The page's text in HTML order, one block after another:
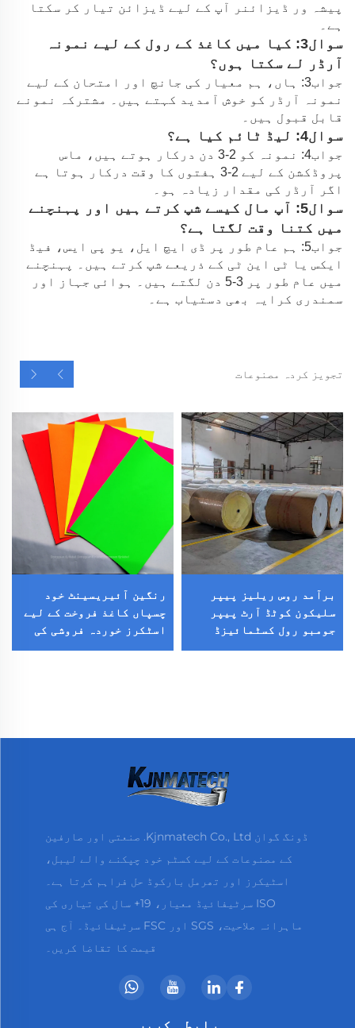
پیشہ ور ڈیزائنر آپ کے لیے ڈیزائن تیار کر سکتا
ہے۔
سوال3: کیا میں کاغذ کے رول کے لیے نمونہ
آرڈر لے سکتا ہوں؟
جواب3: ہاں، ہم معیار کی جانچ اور امتحان کے لیے
نمونہ آرڈر کو خوش آمدید کہتے ہیں۔ مشترکہ نمونے
قابل قبول ہیں۔
سوال4: لیڈ ٹائم کیا ہے؟
جواب4: نمونہ کو 2-3 دن درکار ہوتے ہیں، ماس
پروڈکشن کے لیے 2-3 ہفتوں کا وقت درکار ہوتا ہے
اگر آرڈر کی مقدار زیادہ ہو۔
سوال5: آپ مال کیسے شپ کرتے ہیں اور پہنچنے
میں کتنا وقت لگتا ہے؟
جواب5: ہم عام طور پر ڈی ایچ ایل، یو پی ایس، فیڈ
ایکس یا ٹی این ٹی کے ذریعے شپ کرتے ہیں۔ پہنچنے
میں عام طور پر 3-5 دن لگتے ہیں۔ ہوائی جہاز اور
سمندری کرایہ بھی دستیاب ہے۔
تجویز کردہ مصنوعات
برآمد روس ریلیز پیپر
سلیکون کوٹڈ آرٹ پیپر
جومبو رول کسٹمائیزڈ
ورجن سلیکون کرافٹ پیپر
رنگین آئیریسینٹ خود
چسپاں کاغذ فروخت کے لیے
اسٹکرز خوردہ فروشی کی
دکان سپر مارکیٹ پیکنگ
ڈونگ گوان Kjnmatech Co., Ltd. صنعتی اور صارفین
کے مصنوعات کے لیے کسٹم خود چپکنے والے لیبل،
اسٹیکرز اور تھرمل بارکوڈ حل فراہم کرتا ہے۔
ISO سرٹیفائیڈ معیار، 19+ سال کی تیاری کی
ماہرانہ صلاحیت، SGS اور FSC سرٹیفائیڈ۔ آج ہی
قیمت کا تقاضا کریں۔